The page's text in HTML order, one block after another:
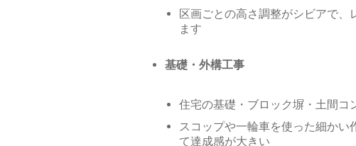
区画ごとの高さ調整がシビアで
ます
基礎・外構工事
住宅の基礎・ブロック塀・土間コ
スコップや一輪車を使った細かい
て達成感が大きい